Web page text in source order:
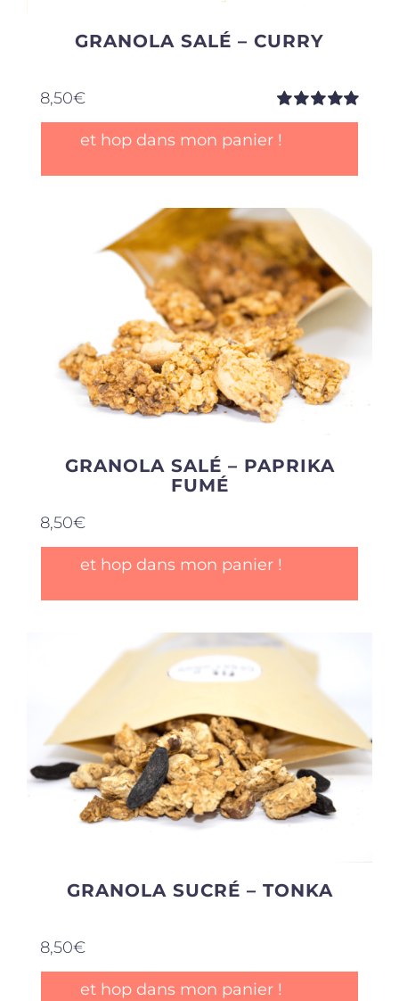
GRANOLA SALÉ – CURRY
Note5.00sur
8,50€
et hop dans mon panier !
GRANOLA SALÉ – PAPRIKA
FUMÉ
8,50€
et hop dans mon panier !
GRANOLA SUCRÉ – TONKA
8,50€
et hop dans mon panier !